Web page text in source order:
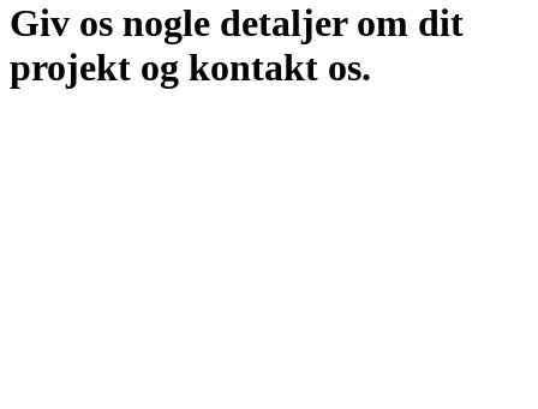
Giv os nogle detaljer om dit
projekt og kontakt os.